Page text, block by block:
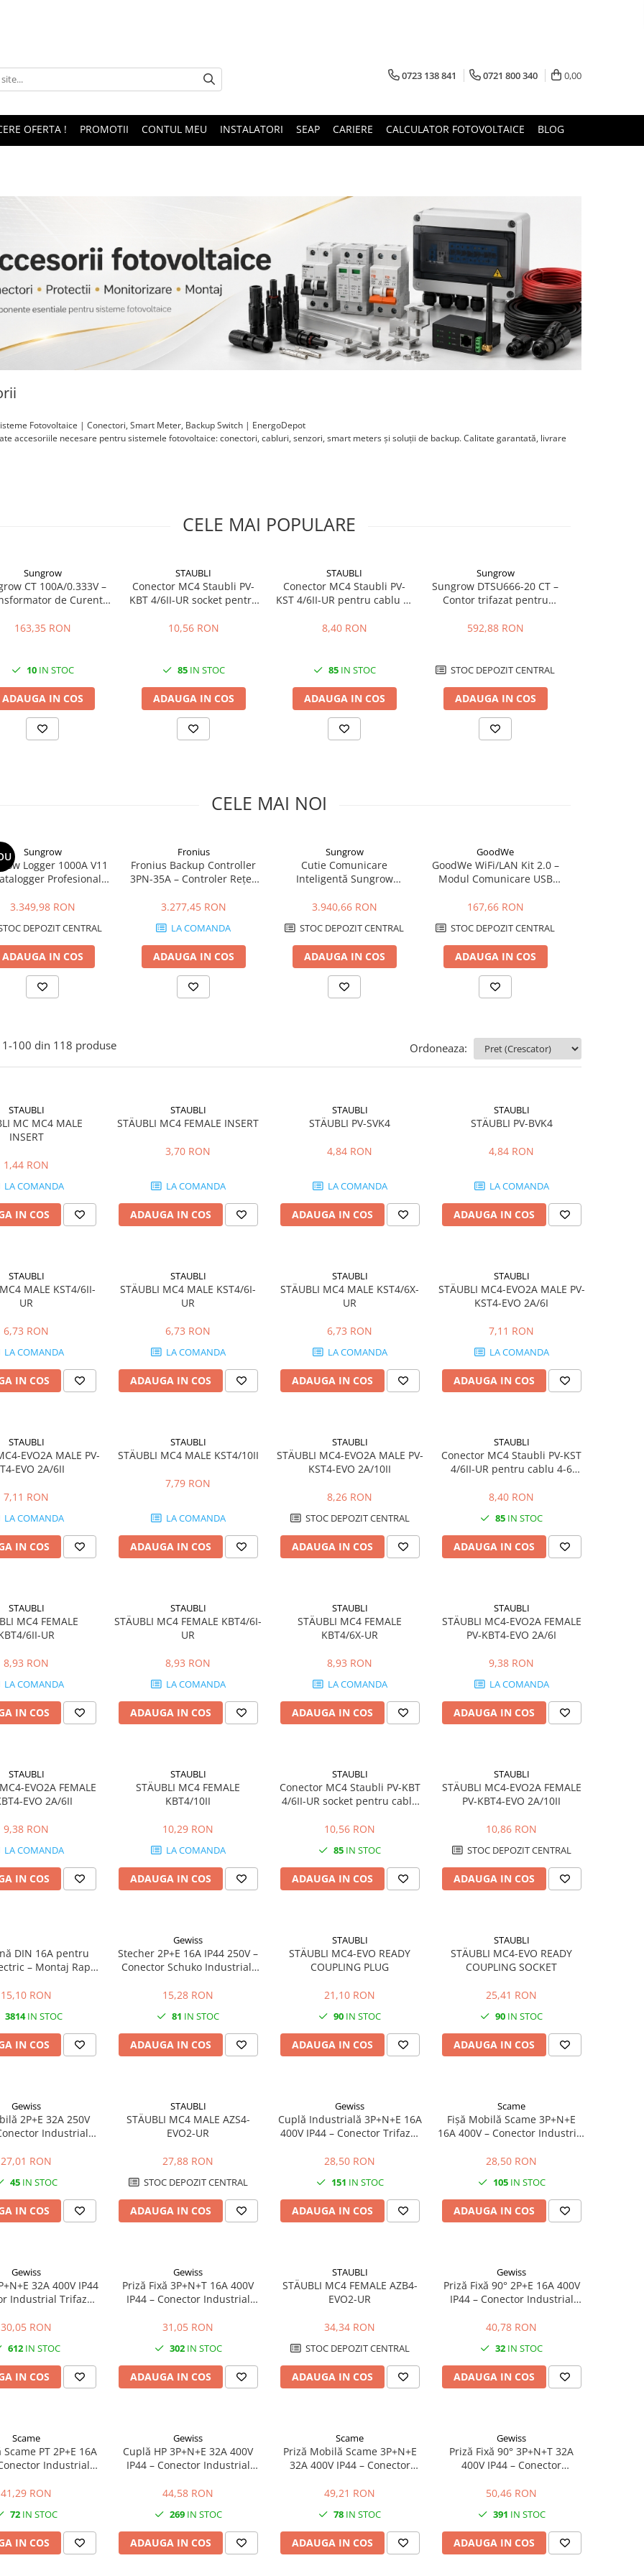
0723 138 841 0721 800 340 0,00
OFERTA ! PROMOTII CONTUL MEU INSTALATORI SEAP CARIERE CALCULATOR FOTOVOLTAICE BLOG
Fotovoltaice | Conectori, Smart Meter, Backup Switch | EnergoDepot
accesoriile necesare pentru sistemele fotovoltaice: conectori, cabluri, senzori, smart meters și soluții de backup. Calitate garantată, livrare
CELE MAI POPULARE
Sungrow
CT 100A/0.333V –
de Curent
163,35 RON
10IN STOC
ADAUGA IN COS
STAUBLI
Conector MC4 Staubli PV-
KBT 4/6II-UR socket pentru
10,56 RON
85IN STOC
ADAUGA IN COS
STAUBLI
Conector MC4 Staubli PV-
KST 4/6II-UR pentru cablu 4-
8,40 RON
85IN STOC
ADAUGA IN COS
Sungrow
Sungrow DTSU666-20 CT –
Contor trifazat pentru
pentru invertoare Sungrow
592,88 RON
STOC DEPOZIT CENTRAL
ADAUGA IN COS
CELE MAI NOI
Sungrow
Logger 1000A V11
Profesional
Sisteme Fotovoltaice
3.349,98 RON
DEPOZIT CENTRAL
ADAUGA IN COS
Fronius
Fronius Backup Controller
3PN-35A – Controler Rețea
Faze+N, IP20
3.277,45 RON
LA COMANDA
ADAUGA IN COS
Sungrow
Cutie Comunicare
Inteligentă Sungrow
Monitorizare & Control 30
3.940,66 RON
STOC DEPOZIT CENTRAL
ADAUGA IN COS
GoodWe
GoodWe WiFi/LAN Kit 2.0 –
Modul Comunicare USB
(LAN, WLAN, Bluetooth,
167,66 RON
STOC DEPOZIT CENTRAL
ADAUGA IN COS
1-100 din 118 produse Ordoneaza:
STAUBLI
MC MC4 MALE
INSERT
1,44 RON
LA COMANDA
IN COS
STAUBLI
STÄUBLI MC4 FEMALE INSERT
3,70 RON
LA COMANDA
ADAUGA IN COS
STAUBLI
STÄUBLI PV-SVK4
4,84 RON
LA COMANDA
ADAUGA IN COS
STAUBLI
STÄUBLI PV-BVK4
4,84 RON
LA COMANDA
ADAUGA IN COS
STAUBLI
MALE KST4/6II-
UR
6,73 RON
LA COMANDA
IN COS
STAUBLI
STÄUBLI MC4 MALE KST4/6I-
UR
6,73 RON
LA COMANDA
ADAUGA IN COS
STAUBLI
STÄUBLI MC4 MALE KST4/6X-
UR
6,73 RON
LA COMANDA
ADAUGA IN COS
STAUBLI
STÄUBLI MC4-EVO2A MALE PV-
KST4-EVO 2A/6I
7,11 RON
LA COMANDA
ADAUGA IN COS
STAUBLI
EVO2A MALE PV-
EVO 2A/6II
7,11 RON
LA COMANDA
IN COS
STAUBLI
STÄUBLI MC4 MALE KST4/10II
7,79 RON
LA COMANDA
ADAUGA IN COS
STAUBLI
STÄUBLI MC4-EVO2A MALE PV-
KST4-EVO 2A/10II
8,26 RON
STOC DEPOZIT CENTRAL
ADAUGA IN COS
STAUBLI
Conector MC4 Staubli PV-KST
4/6II-UR pentru cablu 4-6
8,40 RON
85 IN STOC
ADAUGA IN COS
STAUBLI
MC4 FEMALE
6II-UR
8,93 RON
LA COMANDA
IN COS
STAUBLI
STÄUBLI MC4 FEMALE KBT4/6I-
UR
8,93 RON
LA COMANDA
ADAUGA IN COS
STAUBLI
STÄUBLI MC4 FEMALE
KBT4/6X-UR
8,93 RON
LA COMANDA
ADAUGA IN COS
STAUBLI
STÄUBLI MC4-EVO2A FEMALE
PV-KBT4-EVO 2A/6I
9,38 RON
LA COMANDA
ADAUGA IN COS
STAUBLI
EVO2A FEMALE
EVO 2A/6II
9,38 RON
LA COMANDA
IN COS
STAUBLI
STÄUBLI MC4 FEMALE
KBT4/10II
10,29 RON
LA COMANDA
ADAUGA IN COS
STAUBLI
Conector MC4 Staubli PV-KBT
4/6II-UR socket pentru cablu
10,56 RON
85 IN STOC
ADAUGA IN COS
STAUBLI
STÄUBLI MC4-EVO2A FEMALE
PV-KBT4-EVO 2A/10II
10,86 RON
STOC DEPOZIT CENTRAL
ADAUGA IN COS
DIN 16A pentru
– Montaj Rapid
15,10 RON
3814IN STOC
IN COS
Gewiss
Stecher 2P+E 16A IP44 250V –
Conector Schuko Industrial,
15,28 RON
81 IN STOC
ADAUGA IN COS
STAUBLI
STÄUBLI MC4-EVO READY
COUPLING PLUG
21,10 RON
90 IN STOC
ADAUGA IN COS
STAUBLI
STÄUBLI MC4-EVO READY
COUPLING SOCKET
25,41 RON
90 IN STOC
ADAUGA IN COS
Gewiss
2P+E 32A 250V
Industrial
și Utilaje
27,01 RON
45 IN STOC
IN COS
STAUBLI
STÄUBLI MC4 MALE AZS4-
EVO2-UR
27,88 RON
STOC DEPOZIT CENTRAL
ADAUGA IN COS
Gewiss
Cuplă Industrială 3P+N+E 16A
400V IP44 – Conector Trifazat
28,50 RON
151 IN STOC
ADAUGA IN COS
Scame
Fișă Mobilă Scame 3P+N+E
16A 400V – Conector Industrial
28,50 RON
105IN STOC
ADAUGA IN COS
Gewiss
32A 400V IP44
Industrial Trifazat
30,05 RON
612IN STOC
IN COS
Gewiss
Priză Fixă 3P+N+T 16A 400V
IP44 – Conector Industrial
Perete
31,05 RON
302IN STOC
ADAUGA IN COS
STAUBLI
STÄUBLI MC4 FEMALE AZB4-
EVO2-UR
34,34 RON
STOC DEPOZIT CENTRAL
ADAUGA IN COS
Gewiss
Priză Fixă 90° 2P+E 16A 400V
IP44 – Conector Industrial
40,78 RON
32 IN STOC
ADAUGA IN COS
Scame
Scame PT 2P+E 16A
Industrial
41,29 RON
72 IN STOC
IN COS
Gewiss
Cuplă HP 3P+N+E 32A 400V
IP44 – Conector Industrial
44,58 RON
269IN STOC
ADAUGA IN COS
Scame
Priză Mobilă Scame 3P+N+E
32A 400V IP44 – Conector
Utilaje și Șantiere
49,21 RON
78 IN STOC
ADAUGA IN COS
Gewiss
Priză Fixă 90° 3P+N+T 32A
400V IP44 – Conector
Montaj pe Perete
50,46 RON
391 IN STOC
ADAUGA IN COS